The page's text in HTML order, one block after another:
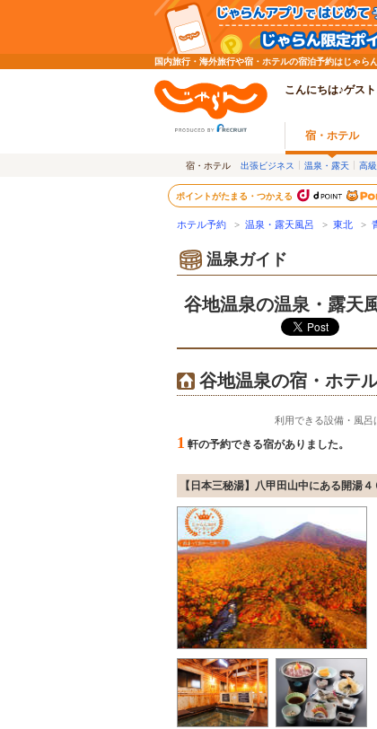
国内旅行・海外旅行や宿・ホテルの宿泊予約はじゃ
こんにちは♪ゲス
宿・ホテル
宿・ホテル 出張ビジネス 温泉・露天 高
ポイントがたまる・つかえる
ホテル予約 > 温泉・露天風呂 > 東北 >
温泉ガイド
谷地温泉の温泉・露天
谷地温泉の宿・ホテ
利用できる設備・風
1 軒の予約できる宿がありました。
【日本三秘湯】八甲田山中にある開湯